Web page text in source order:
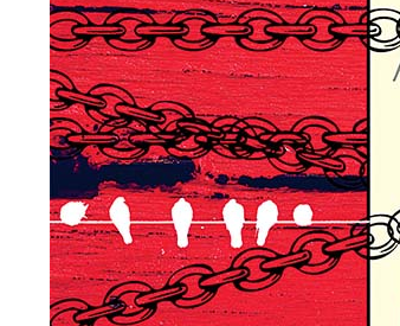
সংগ্রামের
সিলসিলা